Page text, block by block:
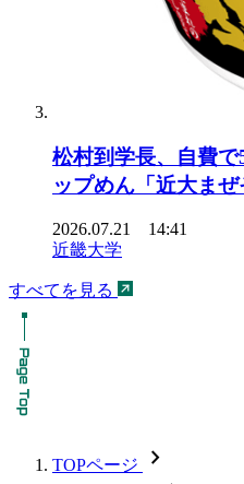
松村到学長、自費
ップめん「近大ま
2026.07.21 14:41
近畿大学
すべてを見る
TOPページ chevron_forward